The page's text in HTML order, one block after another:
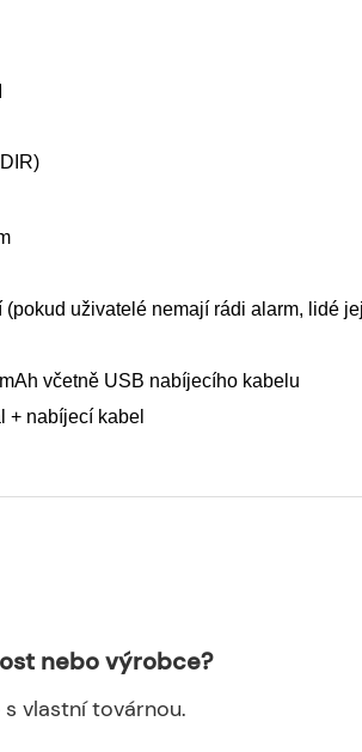
uživatelé nemají rádi alarm, lidé jej
včetně USB nabíjecího kabelu
+ nabíjecí kabel
nebo výrobce?
vlastní továrnou.